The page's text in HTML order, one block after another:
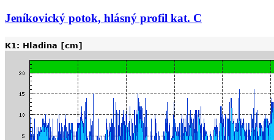
Jeníkovický potok, hlásný profil kat. C